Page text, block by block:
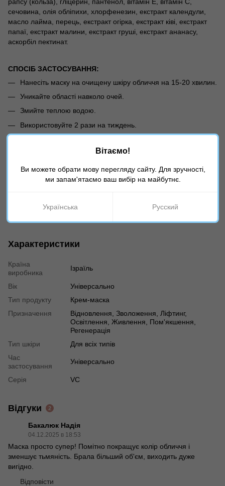
сечовина, олія обліпихи, хлорфенезин, екстракт календули,
масло лайма, перець, екстракт огірка, екстракт ківі, екстракт
папаї, екстракт малини, екстракт груші, екстракт ананасу,
аскорбіл пектинат.
СПОСІБ ЗАСТОСУВАННЯ:
Нанесіть маску на очищену шкіру обличчя на 15-20 хвилин.
Уникайте області навколо очей.
Змийте теплою водою.
Використовуйте 2 рази на тиждень.
використовувати з сироваткою.
Зверніть увагу!
Не рекомендується використовувати маску на відкритих ранах
Характеристики
Країна
виробника
Ізраїль
Вік
Універсально
Тип продукту
Крем-маска
Призначення
Відновлення, Зволоження, Ліфтинг,
Освітлення, Живлення, Пом'якшення,
Регенерація
Тип шкіри
Для всіх типів
Час
застосування
Універсально
Серія VC
Відгуки 2
Бакалюк Надія
04.12.2025 в 18:53
Маска просто супер! Помітно покращує колір обличчя і
зменшує тьмяність. Брала більший об'єм, виходить дуже
вигідно.
Відповісти
Вітаємо!
Ви можете обрати мову перегляду сайту. Для зручності,
ми запам'ятаємо ваш вибір на майбутнє.
Українська Русский